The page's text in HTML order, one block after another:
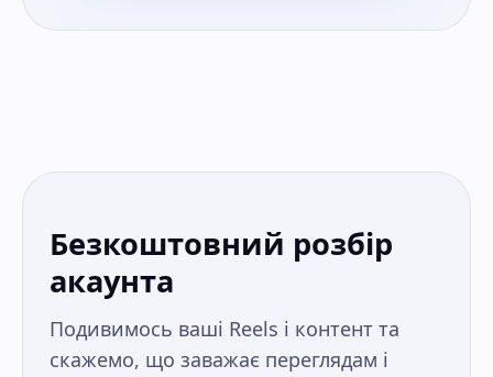
Безкоштовний розбір
акаунта
Подивимось ваші Reels і контент та
скажемо, що заважає переглядам і